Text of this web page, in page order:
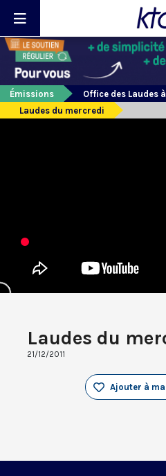
Émissions
Office des Laudes
Laudes du mercredi
Laudes du
21/12/2011
Ajouter à